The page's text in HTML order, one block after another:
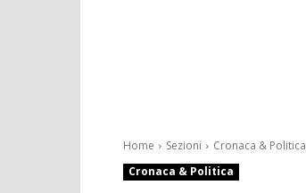
Home Sezioni Cronaca & Politica
Cronaca & Politica